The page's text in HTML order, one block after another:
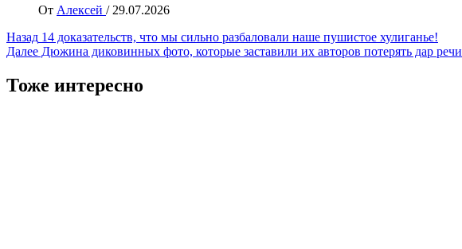
От Алексей / 29.07.2026
Навигация
записи
Назад 14 доказательств, что мы сильно разбаловали наше пушистое хулиганье!
Далее Дюжина диковинных фото, которые заставили их авторов потерять дар речи
Тоже интересно